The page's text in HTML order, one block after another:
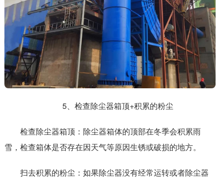
5、检查除尘器箱顶+积累的粉尘
检查除尘器箱顶：除尘器箱体的顶部在冬季会积累雨
雪，检查箱体是否存在因天气等原因生锈或破损的地方。
扫去积累的粉尘：如果除尘器没有经常运转或者除尘器